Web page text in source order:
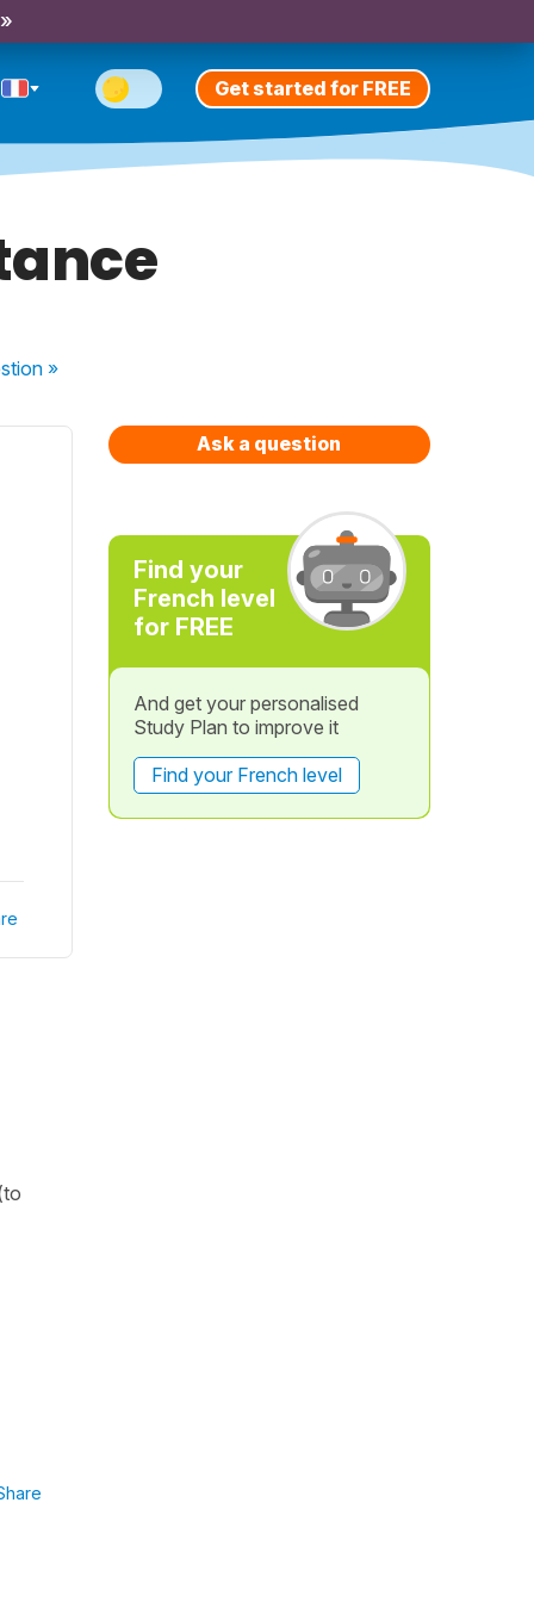
Get started for FREE
»
Ask a question
Find your
French level
for FREE
And get your personalised
Study Plan to improve it
Find your French level